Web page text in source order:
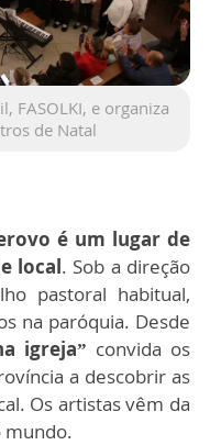
FASOLKI, e organiza
de Natal
é um lugar de
local. Sob a direção
pastoral habitual,
na paróquia. Desde
igreja” convida os
a descobrir as
Os artistas vêm da
mundo.